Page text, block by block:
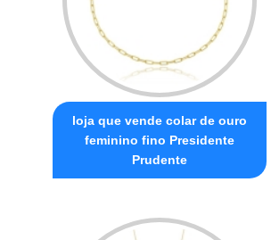
loja que vende colar de ouro
feminino fino Presidente
Prudente